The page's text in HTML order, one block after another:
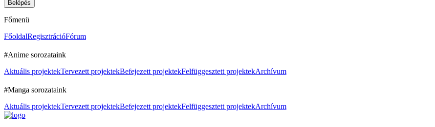
Főmenü
FőoldalRegisztrációFórum
#Anime sorozataink
Aktuális projektekTervezett projektekBefejezett projektekFelfüggesztett projektekArchívum
#Manga sorozataink
Aktuális projektekTervezett projektekBefejezett projektekFelfüggesztett projektekArchívum